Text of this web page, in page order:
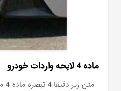
ماده 4 لایحه واردات خودرو
متن زیر دقیقا 4 تبصره ماده 4 می باشد.